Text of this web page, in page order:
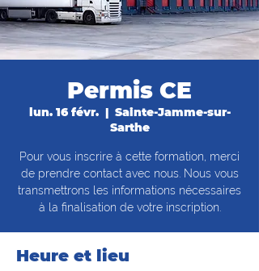
Permis CE
lun. 16 févr.
  |
Sainte-Jamme-sur-
Sarthe
Pour vous inscrire à cette formation, merci
de prendre contact avec nous. Nous vous
transmettrons les informations nécessaires
à la finalisation de votre inscription.
Heure et lieu